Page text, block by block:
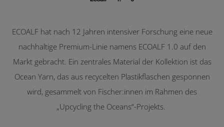
ECOALF hat nach 12 Jahren intensiver Forschung eine neue
nachhaltige Premium-Linie namens ECOALF 1.0 auf den
Markt gebracht. Ein zentrales Material der Kollektion ist das
Ocean Yarn, das aus recycelten Plastikflaschen gesponnen
wird, gesammelt von Fischer:innen im Rahmen des
„Upcycling the Oceans“-Projekts.